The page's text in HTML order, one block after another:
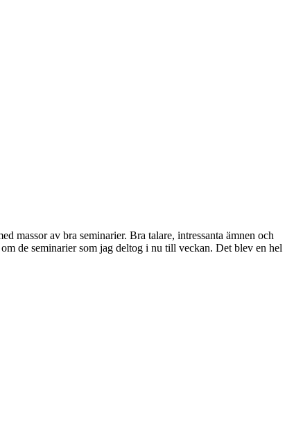
massor av bra seminarier. Bra talare, intressanta ämnen och
de seminarier som jag deltog i nu till veckan. Det blev en hel